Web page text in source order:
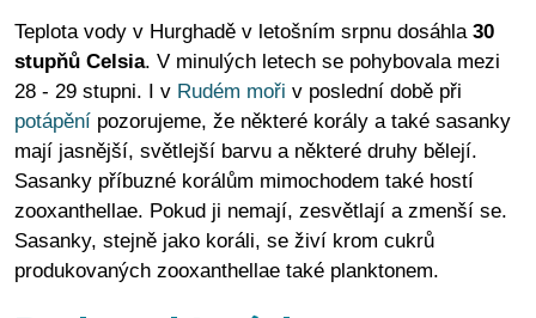
Teplota vody v Hurghadě v letošním srpnu dosáhla 30
stupňů Celsia. V minulých letech se pohybovala mezi
28 - 29 stupni. I v Rudém moři v poslední době při
potápění pozorujeme, že některé korály a také sasanky
mají jasnější, světlejší barvu a některé druhy bělejí.
Sasanky příbuzné korálům mimochodem také hostí
zooxanthellae. Pokud ji nemají, zesvětlají a zmenší se.
Sasanky, stejně jako koráli, se živí krom cukrů
produkovaných zooxanthellae také planktonem.